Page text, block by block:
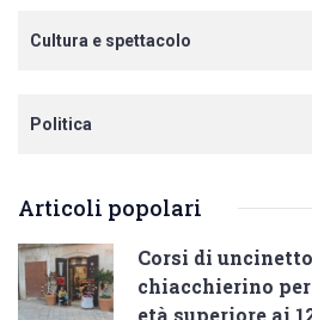
Cultura e spettacolo
Politica
Articoli popolari
Corsi di
chiacchierino
età superiore ai